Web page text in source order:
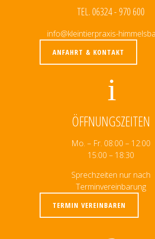
TEL. 06324 - 970 600
info@kleintierpraxis-
ANFAHRT & KONTAKT
ÖFFNUNGSZEITEN
Mo. – Fr. 08:00 – 12:00
15:00 – 18:30
Sprechzeiten nur nach
Terminvereinbarung
TERMIN VEREINBAREN